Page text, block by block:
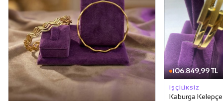
106.849,99 TL
İŞÇILIKSIZ
Kaburga